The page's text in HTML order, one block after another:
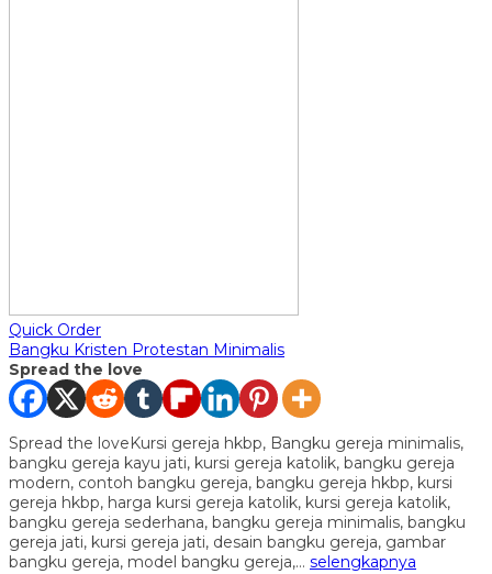
Quick Order
Bangku Kristen Protestan Minimalis
Spread the love
Spread the loveKursi gereja hkbp, Bangku gereja minimalis,
bangku gereja kayu jati, kursi gereja katolik, bangku gereja
modern, contoh bangku gereja, bangku gereja hkbp, kursi
gereja hkbp, harga kursi gereja katolik, kursi gereja katolik,
bangku gereja sederhana, bangku gereja minimalis, bangku
gereja jati, kursi gereja jati, desain bangku gereja, gambar
bangku gereja, model bangku gereja,… selengkapnya